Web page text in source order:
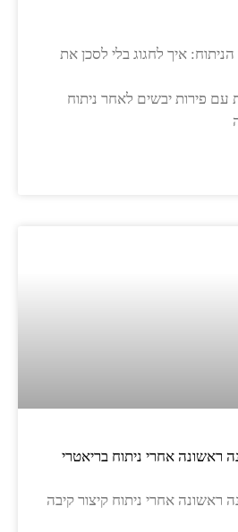
איך לחגוג בלי לסכן את
פירות יבשים לאחר ניתוח
ראשונה אחרי ניתוח בריאטרי
אחרי ניתוח קיצור קיבה